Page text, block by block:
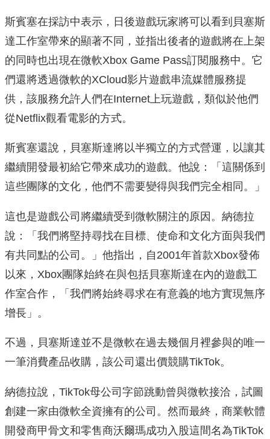
斯賓塞在採訪中表示，日後遊戲玩家將可以看到貝塞斯
達工作室帶來的顯著不同，並指出後者的遊戲將在上架
的同時也出現在微軟Xbox Game Pass訂閱服務中。它
們還將透過微軟的XCloud影片遊戲串流媒體服務提
供，該服務允許人們在Internet上玩遊戲，類似於他們
從Netflix觀看電影的方式。
斯賓塞還說，貝塞斯達將以半獨立的方式營運，以讓其
繼續開發最初給它帶來成功的遊戲。他說：「這關係到
這些團隊的文化，他們不需要變得與我們完全相同。」
這也是遊戲公司將繼續受到微軟關注的原因。納德拉
說：「我們將堅持尋找在目標、使命和文化方面與我們
有共同點的公司。」他指出，自2001年首款Xbox發佈
以來，Xbox團隊始終在與包括貝塞斯達在內的遊戲工
作室合作，「我們將始終尋求在有意義的地方實現無序
增長」。
不過，貝塞斯達並不是微軟在過去幾個月裡參與的唯一
一筆消費產品收購，該公司還出價競購TikTok。
納德拉說，TikTok母公司字節跳動曾與微軟接洽，試圖
創建一家由微軟全資擁有的公司。然而最終，商業軟體
開發商甲骨文和零售商沃爾瑪成功入股這間名為TikTok